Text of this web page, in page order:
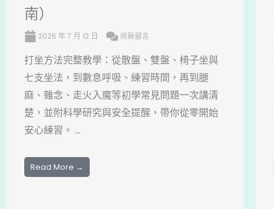
南）
2026 年 7 月 12 日 尚無留言
打坐方法完整教學：從散盤、雙盤、椅子坐與
七支坐法，到數息呼吸、練習時間，再到腿
麻、雜念、走火入魔等初學常見問題一次講清
楚，並附科學研究與安全提醒，帶你從零開始
安心練習。 ...
Read More →